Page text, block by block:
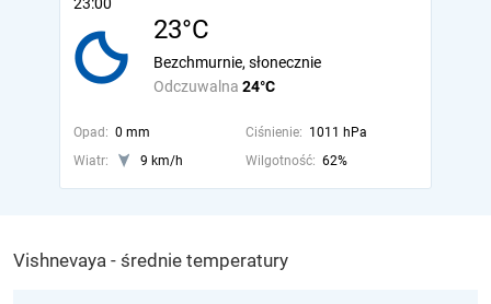
23°C
Odczuwalna 24°C
Bezchmurnie, słonecznie
Opad: 0 mm Ciśnienie: 1011 hPa
Wiatr:
9 km/h Wilgotność: 62%
Vishnevaya - średnie temperatury